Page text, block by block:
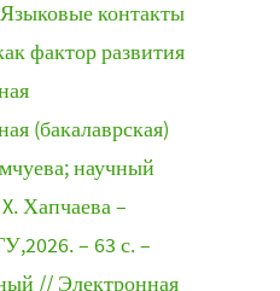
контакты
фактор развития
(бакалаврская)
научный
Хапчаева –
– 63 с. –
// Электронная